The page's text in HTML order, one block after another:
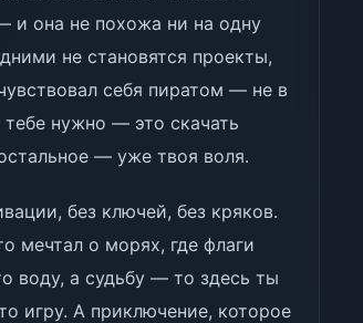
и она не похожа ни на одну
не становятся проекты,
себя пиратом — не в
нужно — это скачать
— уже твоя воля.
без ключей, без кряков.
мечтал о морях, где флаги
воду, а судьбу — то здесь ты
игру. А приключение, которое